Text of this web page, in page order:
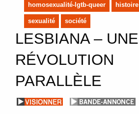
homosexualité-lgtb-queer histoire
sexualité société
LESBIANA – UNE
RÉVOLUTION
PARALLÈLE